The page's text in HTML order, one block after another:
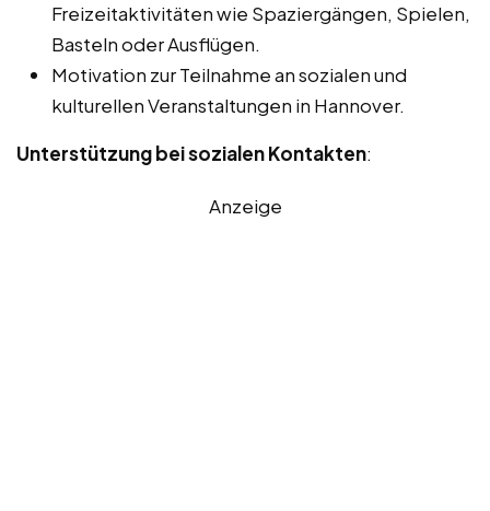
Freizeitaktivitäten wie Spaziergängen, Spielen,
Basteln oder Ausflügen.
Motivation zur Teilnahme an sozialen und
kulturellen Veranstaltungen in Hannover.
Unterstützung bei sozialen Kontakten:
Anzeige